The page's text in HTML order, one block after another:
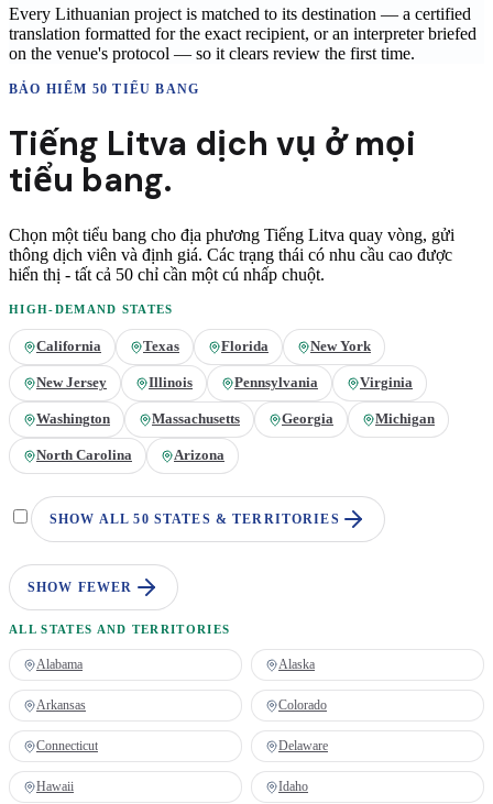
Every Lithuanian project is matched to its destination — a certified
translation formatted for the exact recipient, or an interpreter briefed
on the venue's protocol — so it clears review the first time.
BẢO HIỂM 50 TIỂU BANG
Tiếng Litva dịch vụ ởmọi
tiểu bang.
Chọn một tiểu bang cho địa phương Tiếng Litva quay vòng, gửi
thông dịch viên và định giá. Các trạng thái có nhu cầu cao được
hiển thị - tất cả 50 chỉ cần một cú nhấp chuột.
HIGH-DEMAND STATES
California Texas Florida New York
New Jersey Illinois Pennsylvania Virginia
Washington Massachusetts Georgia Michigan
North Carolina Arizona
SHOW ALL 50 STATES & TERRITORIES
SHOW FEWER
ALL STATES AND TERRITORIES
Alabama Alaska
Arkansas Colorado
Connecticut Delaware
Hawaii Idaho